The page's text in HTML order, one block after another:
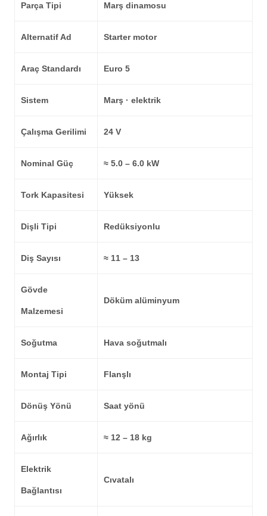
Parça Tipi Marş dinamosu
Alternatif Ad Starter motor
Araç Standardı Euro 5
Sistem Marş · elektrik
Çalışma Gerilimi 24 V
Nominal Güç ≈ 5.0 – 6.0 kW
Tork Kapasitesi Yüksek
Dişli Tipi Redüksiyonlu
Diş Sayısı ≈ 11 – 13
Gövde
Malzemesi
Döküm alüminyum
Soğutma Hava soğutmalı
Montaj Tipi Flanşlı
Dönüş Yönü Saat yönü
Ağırlık ≈ 12 – 18 kg
Elektrik
Bağlantısı
Cıvatalı